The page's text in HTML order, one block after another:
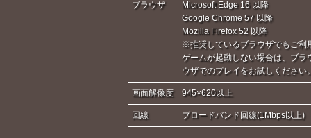
ブラウザ
Microsoft Edge 16 以降
Google Chrome 57 以降
Mozilla Firefox 52 以降
※推奨しているブラウザでもご利
ゲームが起動しない場合は、ブ
ウザでのプレイをお試しください
画面解像度 945×620以上
回線 ブロードバンド回線(1Mbps以上)